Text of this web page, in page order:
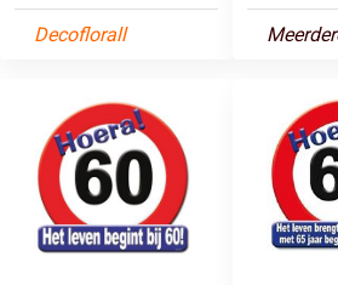
Decoflorall